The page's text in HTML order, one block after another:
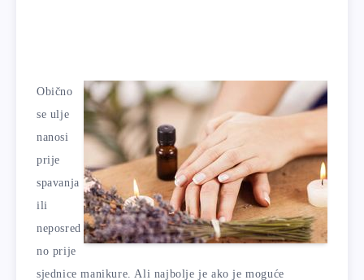
Obično
se ulje
nanosi
prije
spavanja
ili
neposred
no prije
sjednice manikure. Ali najbolje je ako je moguće